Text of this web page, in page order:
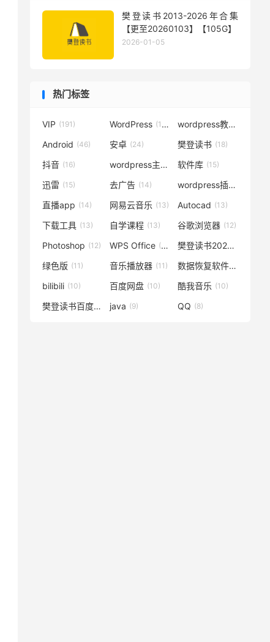
樊登读书2013-2026年合集
【更至20260103】【105G】
2026-01-05
热门标签
VIP (191) WordPress (119) wordpress教程
Android (46) 安卓 (24) 樊登读书 (18)
抖音 (16) wordpress主题 (15)
软件库 (15)
迅雷 (15) 去广告 (14) wordpress插件
直播app (14) 网易云音乐 (13) Autocad (13)
下载工具 (13) 自学课程 (13) 谷歌浏览器 (12)
Photoshop (12) WPS Office (12) 樊登读书2020
绿色版 (11) 音乐播放器 (11) 数据恢复软件(11)
bilibili (10) 百度网盘 (10) 酷我音乐 (10)
樊登读书百度云 (10)
java (9) QQ (8)